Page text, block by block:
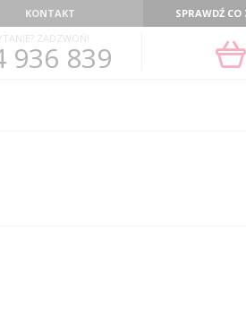
KONTAKT
SPRAWDŹ
ZADZWOŃ!
936 839